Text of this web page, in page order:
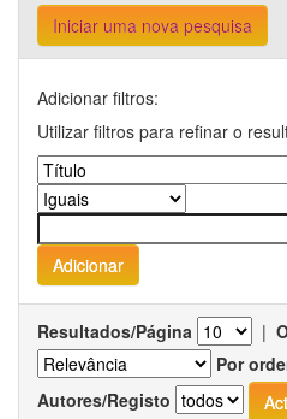
Iniciar uma nova pesquisa
Adicionar filtros:
Utilizar filtros para refinar o
Resultados/Página |
Por
Autores/Registo